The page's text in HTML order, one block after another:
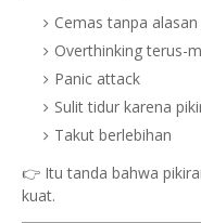
Cemas tanpa
Overthinking terus-
Panic attack
Sulit tidur karena
Takut berlebihan
👉 Itu tanda bahwa
kuat.